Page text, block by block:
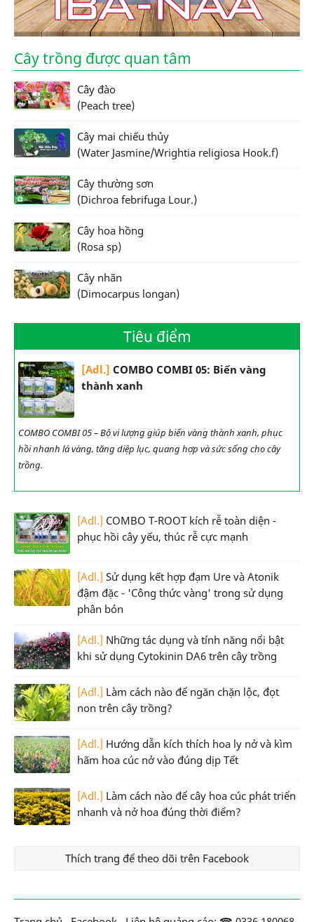
Cây trồng được quan tâm
Cây đào
(Peach tree)
Cây mai chiếu thủy
(Water Jasmine/Wrightia religiosa Hook.f)
Cây thường sơn
(Dichroa febrifuga Lour.)
Cây hoa hồng
(Rosa sp)
Cây nhãn
(Dimocarpus longan)
Tiêu điểm
[Adl.] COMBO COMBI 05: Biến vàng
thành xanh
COMBO COMBI 05 – Bộ vi lượng giúp biến vàng thành xanh, phục
hồi nhanh lá vàng, tăng diệp lục, quang hợp và sức sống cho cây
trồng.
[Adl.] COMBO T-ROOT kích rễ toàn diện -
phục hồi cây yếu, thúc rễ cực mạnh
[Adl.] Sử dụng kết hợp đạm Ure và Atonik
đậm đặc - 'Công thức vàng' trong sử dụng
phân bón
[Adl.] Những tác dụng và tính năng nổi bật
khi sử dụng Cytokinin DA6 trên cây trồng
[Adl.] Làm cách nào để ngăn chặn lộc, đọt
non trên cây trồng?
[Adl.] Hướng dẫn kích thích hoa ly nở và kìm
hãm hoa cúc nở vào đúng dịp Tết
[Adl.] Làm cách nào để cây hoa cúc phát triển
nhanh và nở hoa đúng thời điểm?
Thích trang để theo dõi trên Facebook